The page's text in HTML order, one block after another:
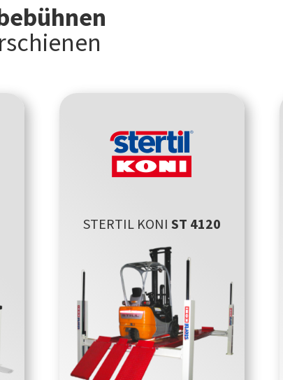
STERTIL KONI ST 4120